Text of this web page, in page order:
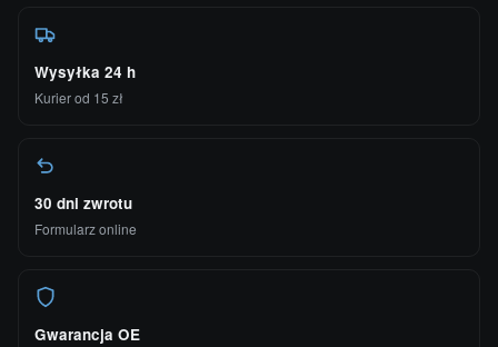
Wysyłka 24 h
Kurier od 15 zł
30 dni zwrotu
Formularz online
Gwarancja OE